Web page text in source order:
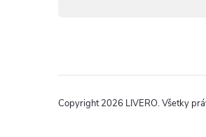
Copyright 2026 LIVERO. Všetky